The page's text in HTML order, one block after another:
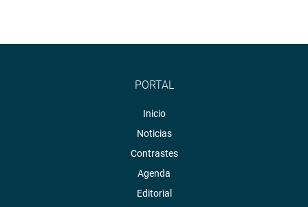
PORTAL
Inicio
Noticias
Contrastes
Agenda
Editorial